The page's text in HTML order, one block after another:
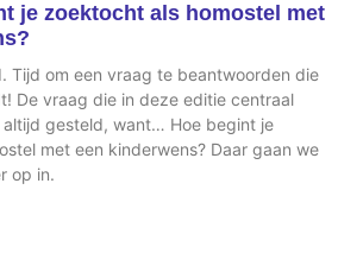
je zoektocht als homostel met
Tijd om een vraag te beantwoorden die
De vraag die in deze editie centraal
gesteld, want… Hoe begint je
met een kinderwens? Daar gaan we
op in.